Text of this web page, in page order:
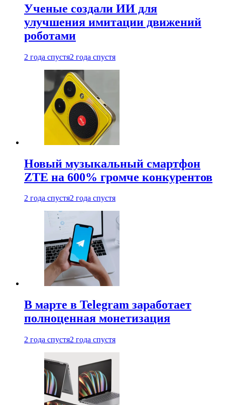
Ученые создали ИИ для
улучшения имитации движений
роботами
2 года спустя2 года спустя
Новый музыкальный смартфон
ZTE на 600% громче конкурентов
2 года спустя2 года спустя
В марте в Telegram заработает
полноценная монетизация
2 года спустя2 года спустя